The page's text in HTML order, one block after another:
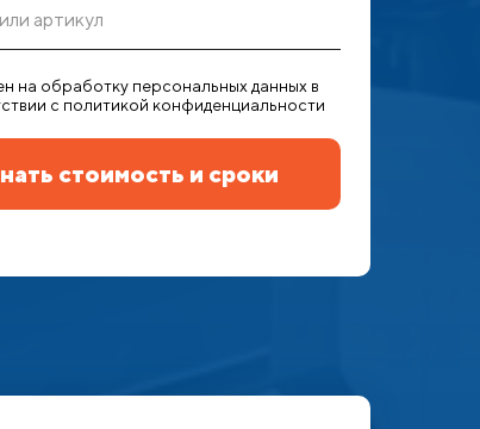
на обработку персональных данных в
с политикой конфиденциальности
стоимость и сроки